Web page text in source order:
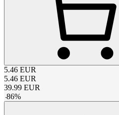
5.46 EUR
5.46 EUR
39.99 EUR
-86%